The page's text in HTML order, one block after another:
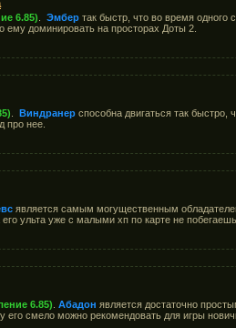
6.85) Эмбер так быстр, что во время одного
ему доминировать на просторах Доты 2.
Виндранер способна двигаться так быстро,
про нее.
является самым могущественным
ульта уже с малыми хп по карте не
6.85) Абадон является достаточно
смело можно рекомендовать для игры